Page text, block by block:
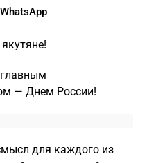
WhatsApp
— Днем России!
для каждого из